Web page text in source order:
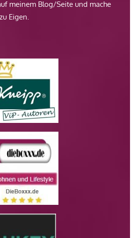
meinem Blog/Seite und mache
Eigen.